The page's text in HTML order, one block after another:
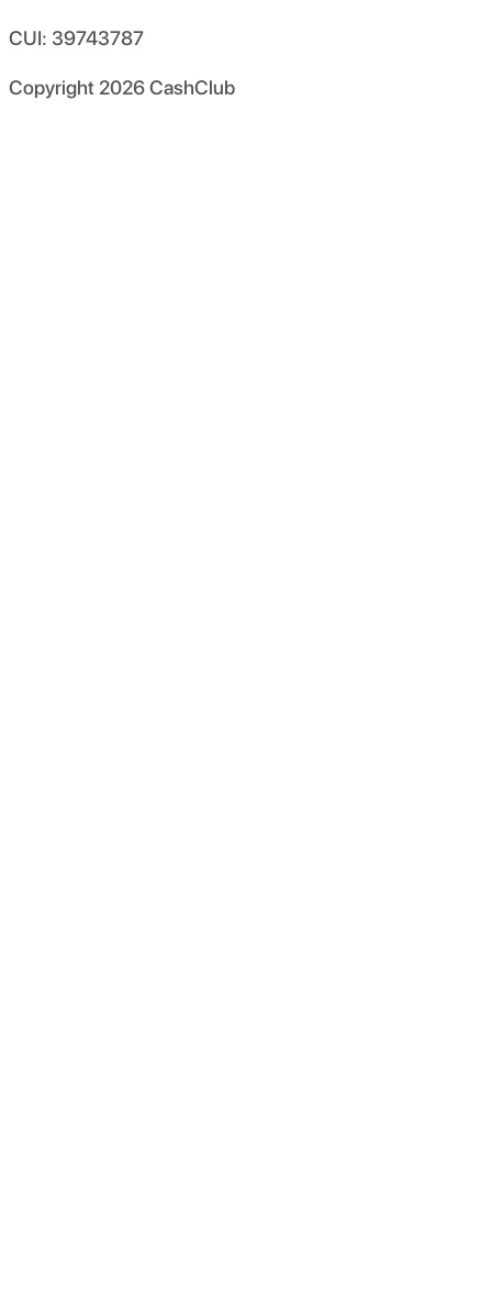
CUI: 39743787
Copyright 2026CashClub